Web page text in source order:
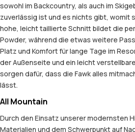
sowohl im Backcountry, als auch im
zuverlässig ist und es nichts gibt, womit
hohe, leicht taillierte Schnitt bildet die
Powder, während die etwas weitere
Platz und Komfort für lange Tage im
der Außenseite und ein leicht
sorgen dafür, dass die Fawk alles
lässt.
All Mountain
Durch den Einsatz unserer modernsten
Materialien und dem Schwerpunkt auf